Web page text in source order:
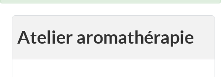
Atelier aromathérapie